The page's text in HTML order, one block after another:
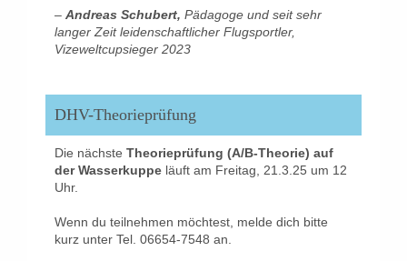
– Andreas Schubert, Pädagoge und seit sehr
langer Zeit leidenschaftlicher Flugsportler,
Vizeweltcupsieger 2023
DHV-Theorieprüfung
Die nächste Theorieprüfung (A/B-Theorie) auf
der Wasserkuppe läuft am Freitag, 21.3.25 um 12
Uhr.
Wenn du teilnehmen möchtest, melde dich bitte
kurz unter Tel. 06654-7548 an.